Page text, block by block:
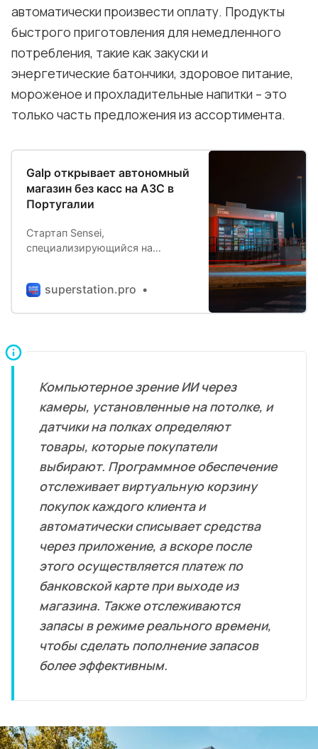
автоматически произвести оплату. Продукты
быстрого приготовления для немедленного
потребления, такие как закуски и
энергетические батончики, здоровое питание,
мороженое и прохладительные напитки – это
только часть предложения из ассортимента.
Galp открывает автономный
магазин без касс на АЗС в
Португалии
Стартап Sensei,
специализирующийся на
объединившись с Galp – одной
Полностью автоматизированная
система использует
компьютерное зрени…
superstation.pro
Компьютерное зрение ИИ через
камеры, установленные на потолке, и
датчики на полках определяют
товары, которые покупатели
выбирают. Программное обеспечение
отслеживает виртуальную корзину
покупок каждого клиента и
автоматически списывает средства
через приложение, а вскоре после
этого осуществляется платеж по
банковской карте при выходе из
магазина. Также отслеживаются
запасы в режиме реального времени,
чтобы сделать пополнение запасов
более эффективным.